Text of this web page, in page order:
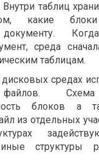
таблиц
какие
среда
таблицам.
средах
файлов. Схема
блоков а
из отдельных
структуры